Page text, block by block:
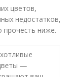
цветов,
недостатков,
прочесть ниже.